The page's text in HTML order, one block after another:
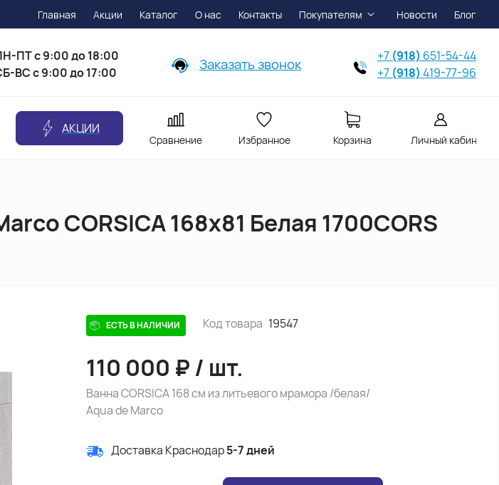
Главная Акции Каталог О нас Контакты Покупателям Новости Блог
ПТс 9:00 до 18:00
ВС с 9:00 до 17:00
Заказать звонок +7 (918) 651-54-44
+7 (918) 419-77-96
АКЦИИ
Сравнение Избранное Корзина Личный кабинет
CORSICA 168х81 Белая 1700CORS
ЕСТЬ В НАЛИЧИИ Код товара 19547
110 000 ₽ / шт.
Ванна CORSICA 168 см из литьевого мрамора /белая/
Aqua de Marco
Доставка Краснодар5-7 дней